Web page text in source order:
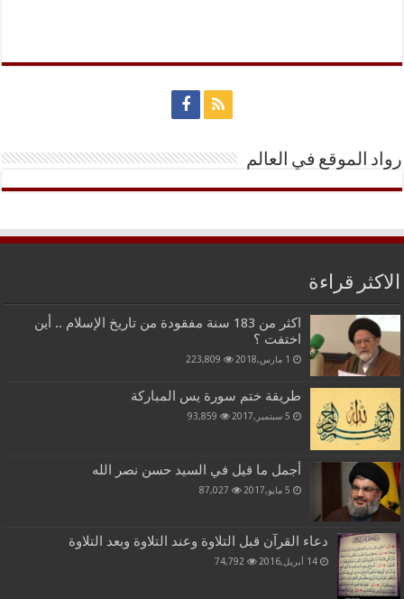
رواد الموقع في العالم
الاكثر قراءة
اكثر من 183 سنة مفقودة من تاريخ الإسلام .. أين
اختفت ؟
1 مارس,2018 223,809
طريقة ختم سورة يس المباركة
5 سبتمبر,2017 93,859
أجمل ما قيل في السيد حسن نصر الله
5 مايو,2017 87,027
دعاء القرآن قبل التلاوة وعند التلاوة وبعد التلاوة
14 أبريل,2016 74,792